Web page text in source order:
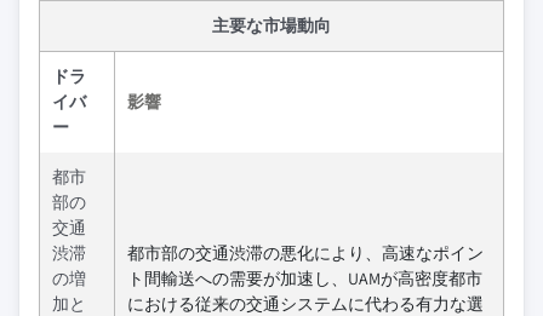
主要な市場動向
ドラ
イバ
ー
影響
都市
部の
交通
渋滞
の増
加と
都市部の交通渋滞の悪化により、高速なポイン
ト間輸送への需要が加速し、UAMが高密度都市
における従来の交通システムに代わる有力な選